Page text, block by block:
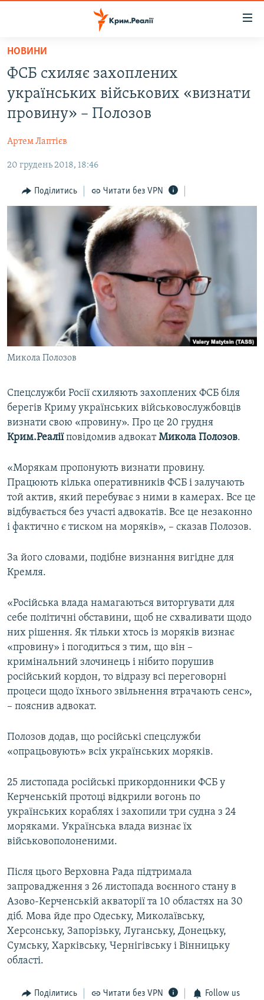
Перейти
основного
матеріалу
Перейти
до
основної
навігації
Перейти
пошуку
ВІДЕО ТА ФОТО
БЛОГИ
ПОГЛЯД
ІНТЕРВ'Ю
СПЕЦПРОЕКТИ
ДЕПОРТАЦІЯ
ВІДЕОУРОКИ «ELIFBE»
СВІДЧЕННЯ ОКУПАЦІЇ
УКРАЇНСЬКА ПРОБЛЕМА КРИМУ
ІНФОГРАФІКА
ЯК ОБІЙТИ БЛОКУВАННЯ
Русский
Qırımtatar
ДОЛУЧАЙСЯ!
Усі сайти RFE/RL
НОВИНИ
ФСБ схиляє захоплених
українських військових «визнати
провину» – Полозов
Артем Лаптієв
20 грудень 2018, 18:46
Поділитись Читати без VPN
Микола Полозов
Спецслужби Росії схиляють захоплених ФСБ біля
берегів Криму українських військовослужбовців
визнати свою «провину». Про це 20 грудня
Крим.Реаліїповідомив адвокатМикола Полозов.
«Морякам пропонують визнати провину.
Працюють кілька оперативників ФСБ і залучають
той актив, який перебуває з ними в камерах. Все це
відбувається без участі адвокатів. Все це незаконно
і фактично є тиском на моряків», – сказав Полозов.
За його словами, подібне визнання вигідне для
Кремля.
«Російська влада намагаються виторгувати для
себе політичні обставини, щоб не схваливати щодо
них рішення. Як тільки хтось із моряків визнає
«провину» і погодиться з тим, що він –
кримінальний злочинець і нібито порушив
російський кордон, то відразу всі переговорні
процеси щодо їхнього звільнення втрачають сенс»,
– пояснив адвокат.
Полозов додав, що російські спецслужби
«опрацьовують» всіх українських моряків.
25 листопада російські прикордонники ФСБ у
Керченській протоці відкрили вогонь по
українських кораблях і захопили три судна з 24
моряками. Українська влада визнає їх
військовополоненими.
Після цього Верховна Рада підтримала
запровадження з 26 листопада воєнного стану в
Азово-Керченській акваторії та 10 областях на 30
діб. Мова йде про Одеську, Миколаївську,
Херсонську, Запорізьку, Луганську, Донецьку,
Сумську, Харківську, Чернігівську і Вінницьку
області.
Поділитись Читати без VPN Follow us